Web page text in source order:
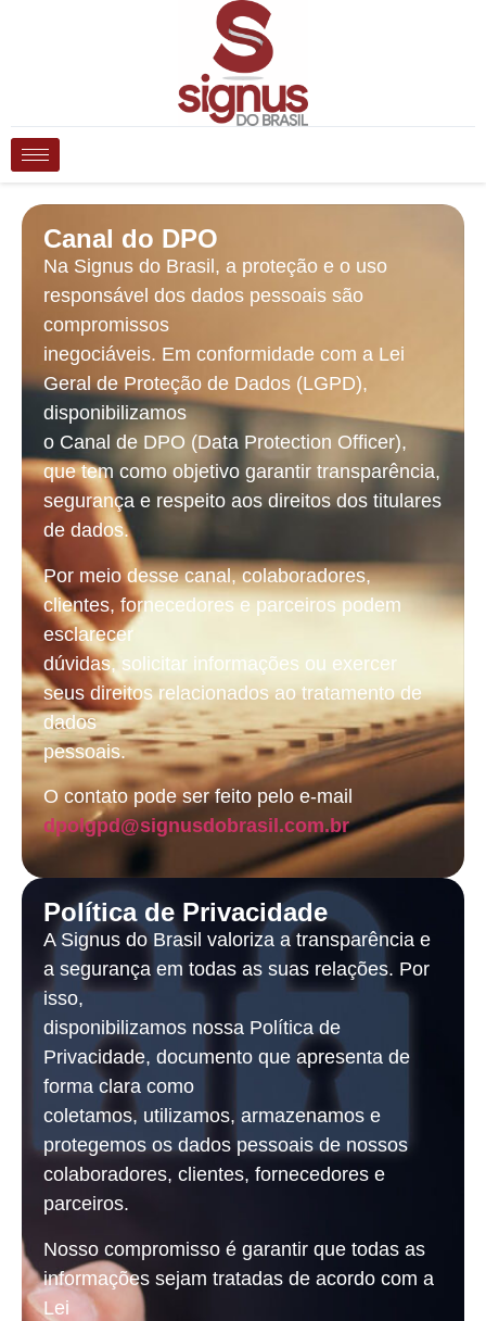
Canal do DPO
Na Signus do Brasil, a proteção e o uso
responsável dos dados pessoais são
compromissos
inegociáveis. Em conformidade com a Lei
Geral de Proteção de Dados (LGPD),
disponibilizamos
o Canal de DPO (Data Protection Officer),
que tem como objetivo garantir transparência,
segurança e respeito aos direitos dos titulares
de dados.
Por meio desse canal, colaboradores,
clientes, fornecedores e parceiros podem
esclarecer
dúvidas, solicitar informações ou exercer
seus direitos relacionados ao tratamento de
dados
pessoais.
O contato pode ser feito pelo e-mail
dpolgpd@signusdobrasil.com.br
Política de Privacidade
A Signus do Brasil valoriza a transparência e
a segurança em todas as suas relações. Por
isso,
disponibilizamos nossa Política de
Privacidade, documento que apresenta de
forma clara como
coletamos, utilizamos, armazenamos e
protegemos os dados pessoais de nossos
colaboradores, clientes, fornecedores e
parceiros.
Nosso compromisso é garantir que todas as
informações sejam tratadas de acordo com a
Lei